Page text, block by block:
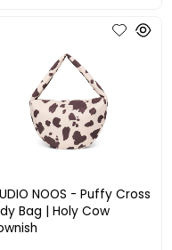
NOOS - Puffy Cross
Bag | Holy Cow